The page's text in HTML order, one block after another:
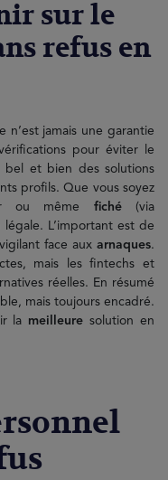
sur le
refus en
n’est jamais une garantie
pour éviter le
bel et bien des solutions
profils. Que vous soyez
ou même fiché(via
L’important est de
face auxarnaques.
mais les fintechs et
réelles. En résumé
mais toujours encadré.
la meilleuresolution en